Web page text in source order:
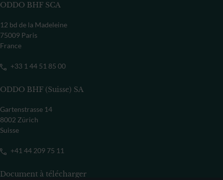
ODDO BHF SCA
12 bd de la Madeleine
75009 Paris
France
+33 1 44 51 85 00
ODDO BHF (Suisse) SA
Gartenstrasse 14
8002 Zürich
Suisse
+41 44 209 75 11
Document à télécharger